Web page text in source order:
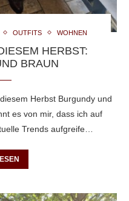
OUTFITS WOHNEN
HERBST:
BRAUN
Herbst Burgundy und
es von mir, dass ich auf
Trends aufgreife…